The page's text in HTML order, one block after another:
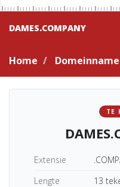
DAMES.COMPANY
Home
TE
Extensie
Lengte
13